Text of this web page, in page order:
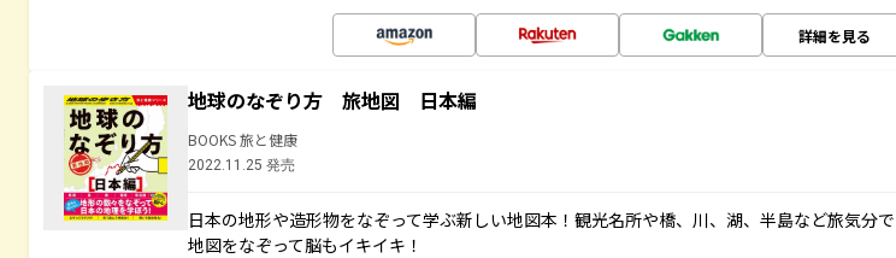
詳細を見る
地球のなぞり方 旅地図 日本編
BOOKS 旅と健康
2022.11.25 発売
日本の地形や造形物をなぞって学ぶ新しい地図本！観光名所や橋、川、湖、半島など旅気分で
地図をなぞって脳もイキイキ！